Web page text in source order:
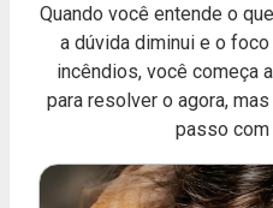
Quando você entende o
a dúvida diminui e o
incêndios, você começa
para resolver o agora,
passo com